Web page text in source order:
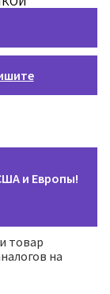
и Европы!
товар
на